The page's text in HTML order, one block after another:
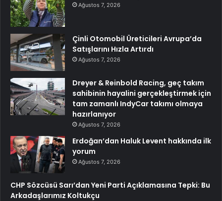
Ağustos 7, 2026
Çinli Otomobil Üreticileri Avrupa’da
Satışlarını Hızla Artırdı
Ağustos 7, 2026
Dreyer & Reinbold Racing, geç takım
sahibinin hayalini gerçekleştirmek için
tam zamanlı IndyCar takımı olmaya
hazırlanıyor
Ağustos 7, 2026
Erdoğan’dan Haluk Levent hakkında ilk
yorum
Ağustos 7, 2026
CHP Sözcüsü Sarı’dan Yeni Parti Açıklamasına Tepki: Bu
Arkadaşlarımız Koltukçu